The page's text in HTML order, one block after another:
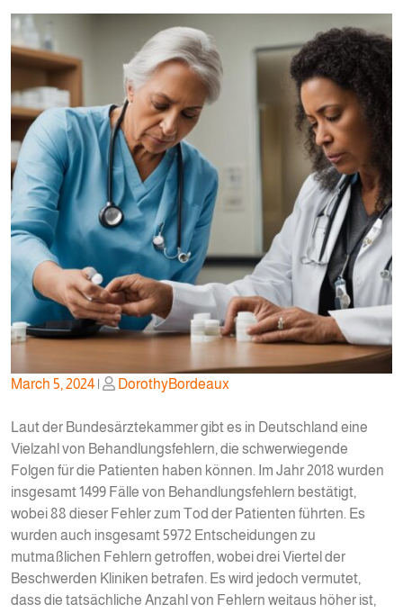
Posted
March 5, 2024| Posted
DorothyBordeaux
Laut der Bundesärztekammer gibt es in Deutschland eine
Vielzahl von Behandlungsfehlern, die schwerwiegende
Folgen für die Patienten haben können. Im Jahr 2018 wurden
insgesamt 1499 Fälle von Behandlungsfehlern bestätigt,
wobei 88 dieser Fehler zum Tod der Patienten führten. Es
wurden auch insgesamt 5972 Entscheidungen zu
mutmaßlichen Fehlern getroffen, wobei drei Viertel der
Beschwerden Kliniken betrafen. Es wird jedoch vermutet,
dass die tatsächliche Anzahl von Fehlern weitaus höher ist,